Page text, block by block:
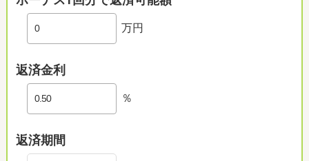
万円
返済金利
％
返済期間